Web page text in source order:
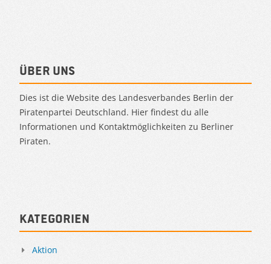
Über uns
Dies ist die Website des Landesverbandes Berlin der
Piratenpartei Deutschland. Hier findest du alle
Informationen und Kontaktmöglichkeiten zu Berliner
Piraten.
Kategorien
Aktion